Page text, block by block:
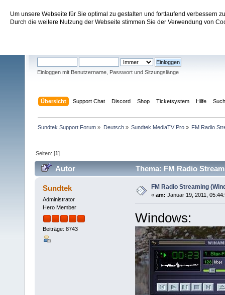
Um unsere Webseite für Sie optimal zu gestalten und fortlaufend verbessern
Durch die weitere Nutzung der Webseite stimmen Sie der Verwendung von
Sundtek Support Forum
Einloggen mit Benutzername, Passwort und Sitzungslänge
Übersicht Support Chat Discord Shop Ticketsystem Hilfe
Sundtek Support Forum » Deutsch» Sundtek MediaTV Pro» FM Radio
Seiten: [1]
Autor Thema: FM Radio
Sundtek
Administrator
Hero Member
Beiträge: 8743
FM Radio Streaming
« am: Januar 19, 2011,
Windows: